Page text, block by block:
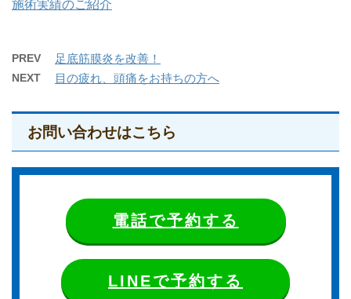
施術実績のご紹介
PREV 足底筋膜炎を改善！
NEXT 目の疲れ、頭痛をお持ちの方へ
お問い合わせはこちら
電話で予約する
LINEで予約する